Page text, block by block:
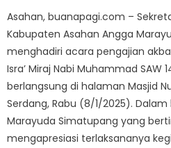
Asahan, buanapagi.com –
Kabupaten Asahan Angga
menghadiri acara pengajian
Isra’ Miraj Nabi Muhammad SAW
berlangsung di halaman Masjid
Serdang, Rabu (8/1/2025).
Marayuda Simatupang yang
mengapresiasi terlaksananya